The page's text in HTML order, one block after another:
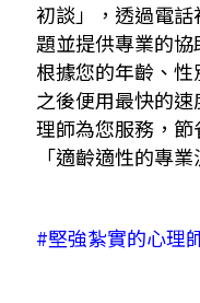
初談」，透過電
題並提供專業的
根據您的年齡、
之後便用最快的
理師為您服務，
「適齡適性的專業
​#堅強紮實的心理